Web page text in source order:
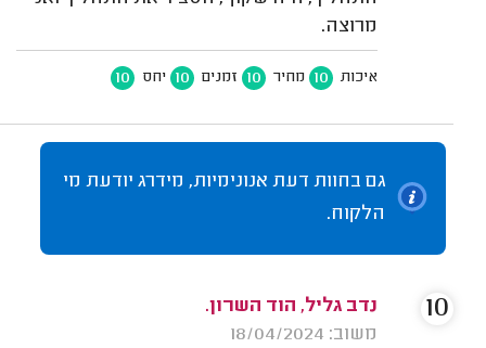
מרוצה.
איכות 10 מחיר 10 זמנים 10 יחס 10
גם בחוות דעת אנונימיות, מידרג יודעת מי
הלקוח.
נדב גליל, הוד השרון.
משוב: 18/04/2024
10